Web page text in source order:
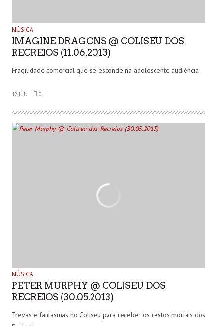
MÚSICA
IMAGINE DRAGONS @ COLISEU DOS
RECREIOS (11.06.2013)
Fragilidade comercial que se esconde na adolescente audiência
12 JUN 0
MÚSICA
PETER MURPHY @ COLISEU DOS
RECREIOS (30.05.2013)
Trevas e fantasmas no Coliseu para receber os restos mortais dos